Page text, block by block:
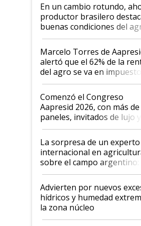
En un cambio rotundo,
productor brasilero
buenas condiciones del
argentino para invertir:
más motivados"
Marcelo Torres de
alertó que el 62% de la
del agro se va en impuestos:
"No es bueno que en
Argentina se sigan
las mismas cosas de hace
años"
Comenzó el Congreso
Aapresid 2026, con más de
paneles, invitados de lujo y
todas las tendencias
La sorpresa de un experto
internacional en
sobre el campo argentino:
"Estoy muy impresionado"
Advierten por nuevos
hídricos y humedad
la zona núcleo